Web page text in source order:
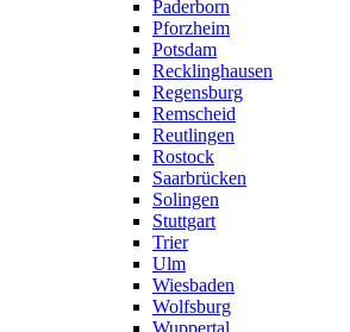
Paderborn
Pforzheim
Potsdam
Recklinghausen
Regensburg
Remscheid
Reutlingen
Rostock
Saarbrücken
Solingen
Stuttgart
Trier
Ulm
Wiesbaden
Wolfsburg
Wuppertal